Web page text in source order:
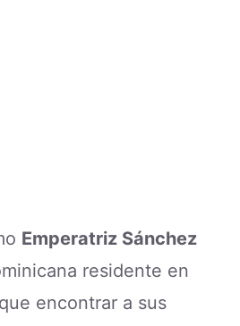
Emperatriz Sánchez
residente en
encontrar a sus